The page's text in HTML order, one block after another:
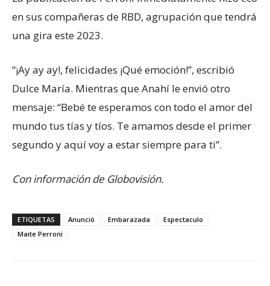
en sus compañeras de RBD, agrupación que tendrá
una gira este 2023.
“¡Ay ay ay!, felicidades ¡Qué emoción!”, escribió
Dulce María. Mientras que Anahí le envió otro
mensaje: “Bebé te esperamos con todo el amor del
mundo tus tías y tíos. Te amamos desde el primer
segundo y aquí voy a estar siempre para ti”.
Con información de Globovisión.
ETIQUETAS Anunció Embarazada
Espectaculo
Maite Perroni